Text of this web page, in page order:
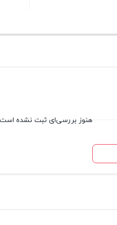
هنوز بررسی‌ای ثبت نشده